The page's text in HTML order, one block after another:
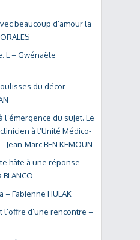
beaucoup d’amour la
L – Gwénaële
du décor –
du sujet. Le
à l’Unité Médico-
Marc BEN KEMOUN
hâte à une réponse
– Fabienne HULAK
l’offre d’une rencontre –